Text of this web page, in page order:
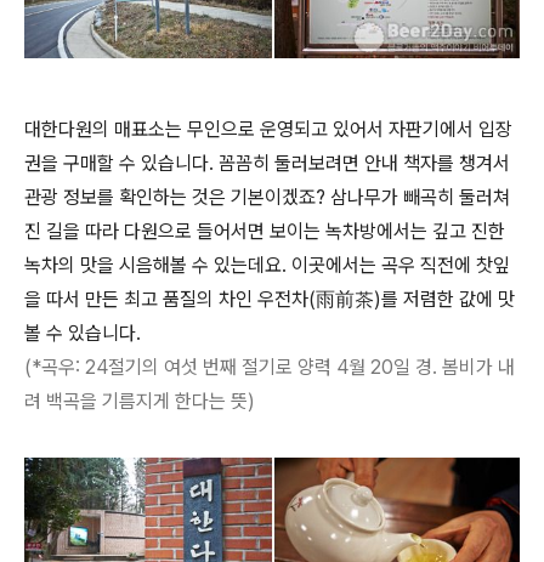
대한다원의 매표소는 무인으로 운영되고 있어서 자판기에서 입장
권을 구매할 수 있습니다. 꼼꼼히 둘러보려면 안내 책자를 챙겨서
관광 정보를 확인하는 것은 기본이겠죠? 삼나무가 빼곡히 둘러쳐
진 길을 따라 다원으로 들어서면 보이는 녹차방에서는 깊고 진한
녹차의 맛을 시음해볼 수 있는데요. 이곳에서는 곡우 직전에 찻잎
을 따서 만든 최고 품질의 차인 우전차(雨前茶)를 저렴한 값에 맛
볼 수 있습니다.
(*곡우: 24절기의 여섯 번째 절기로 양력 4월 20일 경. 봄비가 내
려 백곡을 기름지게 한다는 뜻)